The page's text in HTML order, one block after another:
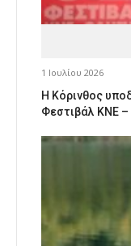
1 Ιουλίου 2026
Η Κόρινθος
Φεστιβάλ ΚΝΕ –